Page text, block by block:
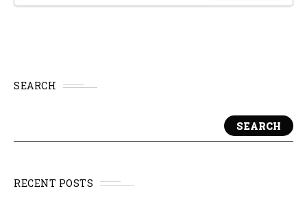
SEARCH
SEARCH
RECENT POSTS